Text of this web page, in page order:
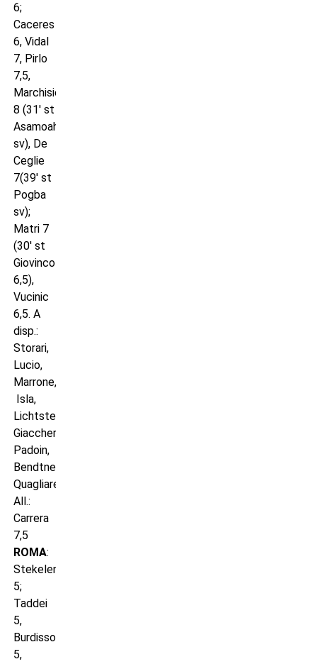
6;
Caceres
6, Vidal
7, Pirlo
7,5,
Marchisio
8 (31′ st
Asamoah
sv), De
Ceglie
7(39′ st
Pogba
sv);
Matri 7
(30′ st
Giovinco
6,5),
Vucinic
6,5. A
disp.:
Storari,
Lucio,
Marrone,
Isla,
Lichtsteiner,
Giaccherini,
Padoin,
Bendtner,
Quagliarella.
All.:
Carrera
7,5
ROMA:
Stekelenburg
5;
Taddei
5,
Burdisso
5,